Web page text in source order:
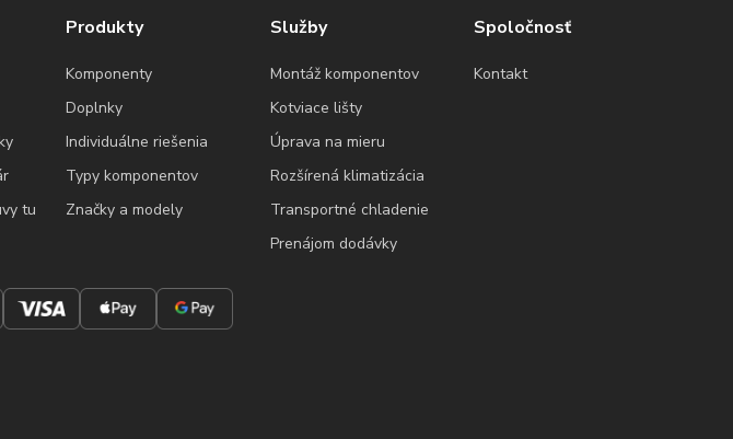
tu
Produkty
Komponenty
Doplnky
Individuálne riešenia
Typy komponentov
Značky a modely
Služby
Montáž komponentov
Kotviace lišty
Úprava na mieru
Rozšírená klimatizácia
Transportné chladenie
Prenájom dodávky
Spoločnosť
Kontakt